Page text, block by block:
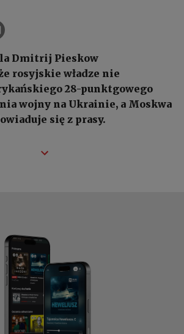
Dmitrij Pieskow
rosyjskie władze nie
28-punktgowego
wojny na Ukrainie, a Moskwa
się z prasy.